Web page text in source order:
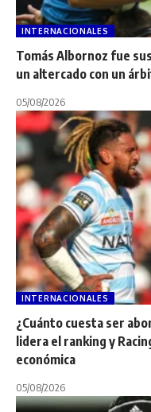
INTERNACIONALES
Tomás Albornoz fue
un altercado con un
05/08/2026
INTERNACIONALES
¿Cuánto cuesta ser
lidera el ranking y
económica
05/08/2026